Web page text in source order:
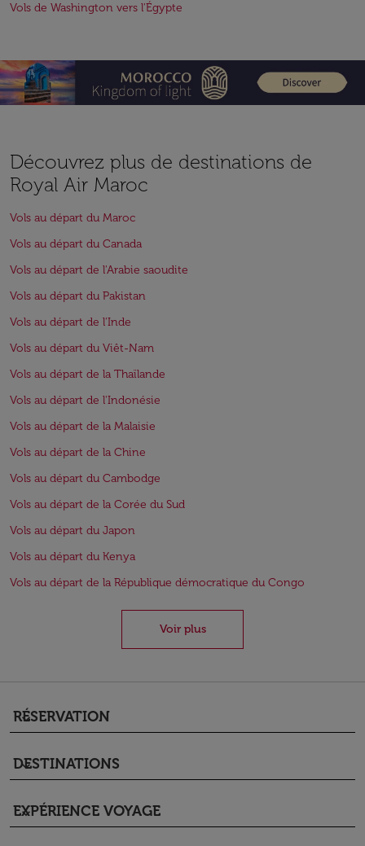
Vols de Washington vers l'Égypte
Découvrez plus de destinations de
Royal Air Maroc
Vols au départ du Maroc
Vols au départ du Canada
Vols au départ de l'Arabie saoudite
Vols au départ du Pakistan
Vols au départ de l'Inde
Vols au départ du Viêt-Nam
Vols au départ de la Thaïlande
Vols au départ de l'Indonésie
Vols au départ de la Malaisie
Vols au départ de la Chine
Vols au départ du Cambodge
Vols au départ de la Corée du Sud
Vols au départ du Japon
Vols au départ du Kenya
Vols au départ de la République démocratique du Congo
Voir plus
RÉSERVATION
keyboard_arrow_down
DESTINATIONS
keyboard_arrow_down
EXPÉRIENCE VOYAGE
keyboard_arrow_down